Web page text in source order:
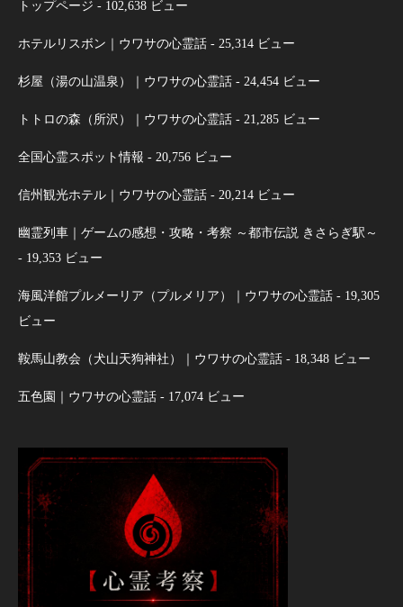
トップページ - 102,638 ビュー
ホテルリスボン｜ウワサの心霊話 - 25,314 ビュー
杉屋（湯の山温泉）｜ウワサの心霊話 - 24,454 ビュー
トトロの森（所沢）｜ウワサの心霊話 - 21,285 ビュー
全国心霊スポット情報 - 20,756 ビュー
信州観光ホテル｜ウワサの心霊話 - 20,214 ビュー
幽霊列車｜ゲームの感想・攻略・考察 ～都市伝説 きさらぎ駅～
- 19,353 ビュー
海風洋館プルメーリア（プルメリア）｜ウワサの心霊話 - 19,305
ビュー
鞍馬山教会（犬山天狗神社）｜ウワサの心霊話 - 18,348 ビュー
五色園｜ウワサの心霊話 - 17,074 ビュー